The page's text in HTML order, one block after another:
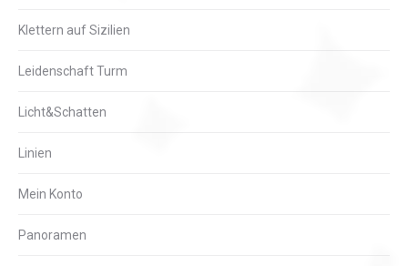
Klettern auf Sizilien
Leidenschaft Turm
Licht&Schatten
Linien
Mein Konto
Panoramen